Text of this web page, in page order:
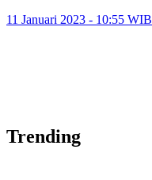
11 Januari 2023 - 10:55 WIB
Trending